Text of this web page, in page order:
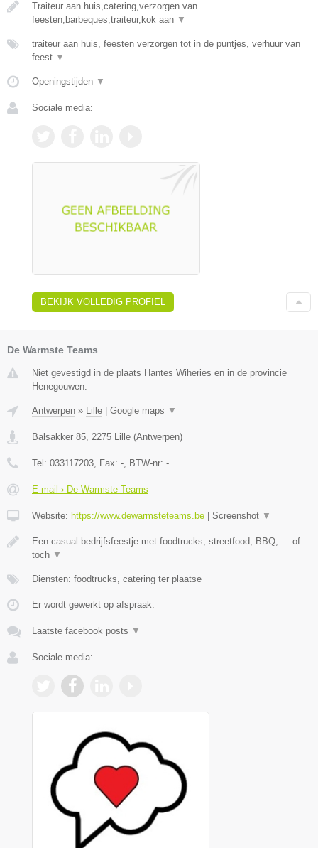
Traiteur aan huis,catering,verzorgen van
feesten,barbeques,traiteur,kok aan ▼
traiteur aan huis, feesten verzorgen tot in de puntjes, verhuur van
feest ▼
Openingstijden ▼
Sociale media:
BEKIJK VOLLEDIG PROFIEL
De Warmste Teams
Niet gevestigd in de plaats Hantes Wiheries en in de provincie
Henegouwen.
Antwerpen » Lille Google maps ▼
Balsakker 85 2275 Lille (Antwerpen)
Tel: 033117203 , Fax: - , BTW-nr: -
E-mail › De Warmste Teams
Website: https://www.dewarmsteteams.be Screenshot ▼
Een casual bedrijfsfeestje met foodtrucks, streetfood, BBQ, ... of
toch ▼
Diensten: foodtrucks, catering ter plaatse
Er wordt gewerkt op afspraak.
Laatste facebook posts ▼
Sociale media: